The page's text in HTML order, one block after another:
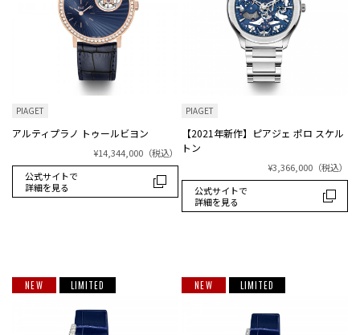
PIAGET
アルティプラノ トゥールビヨン
¥14,344,000 （税込）
公式サイトで
詳細を見る
PIAGET
【2021年新作】ピアジェ ポロ スケル
トン
¥3,366,000 （税込）
公式サイトで
詳細を見る
NEW LIMITED NEW LIMITED